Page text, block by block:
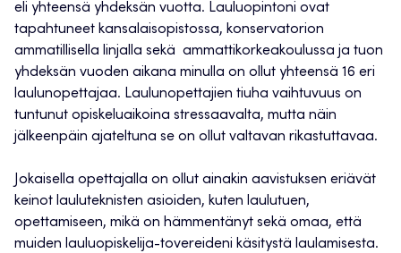
eli yhteensä yhdeksän vuotta. Lauluopintoni ovat
tapahtuneet kansalaisopistossa, konservatorion
ammatillisella linjalla sekä ammattikorkeakoulussa ja tuon
yhdeksän vuoden aikana minulla on ollut yhteensä 16 eri
laulunopettajaa. Laulunopettajien tiuha vaihtuvuus on
tuntunut opiskeluaikoina stressaavalta, mutta näin
jälkeenpäin ajateltuna se on ollut valtavan rikastuttavaa.
Jokaisella opettajalla on ollut ainakin aavistuksen eriävät
keinot lauluteknisten asioiden, kuten laulutuen,
opettamiseen, mikä on hämmentänyt sekä omaa, että
muiden lauluopiskelija-tovereideni käsitystä laulamisesta.